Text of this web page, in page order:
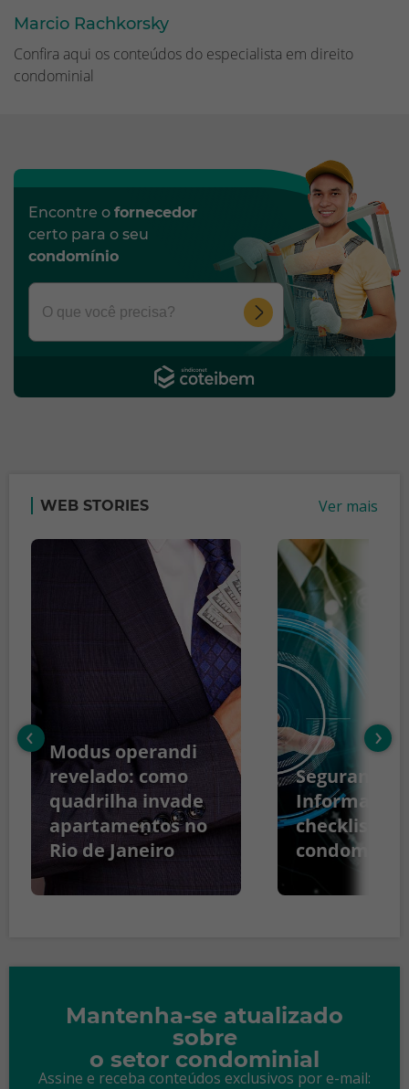
Marcio Rachkorsky
Confira aqui os conteúdos do especialista em direito
condominial
Encontre o fornecedor
certo para o seu
condomínio
WEB STORIES Ver mais
Modus operandi
revelado: como
quadrilha invade
apartamentos no
Rio de Janeiro
Segurança
Informação:
checklist
‹ ›
Mantenha-se atualizado
sobre
o setor condominial
Assine e receba conteúdos exclusivos por e-mail: